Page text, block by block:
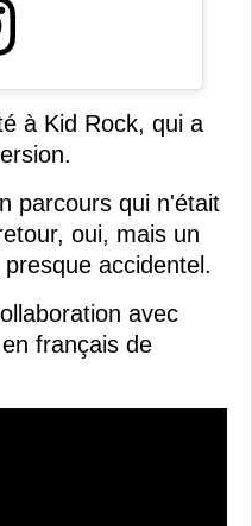
à Kid Rock, qui a
parcours qui n'était
oui, mais un
accidentel.
avec
français de